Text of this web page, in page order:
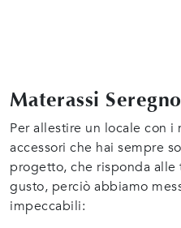
Materassi Seregno
Per allestire un locale con
accessori che hai sempre
progetto, che risponda
gusto, perciò abbiamo
impeccabili: